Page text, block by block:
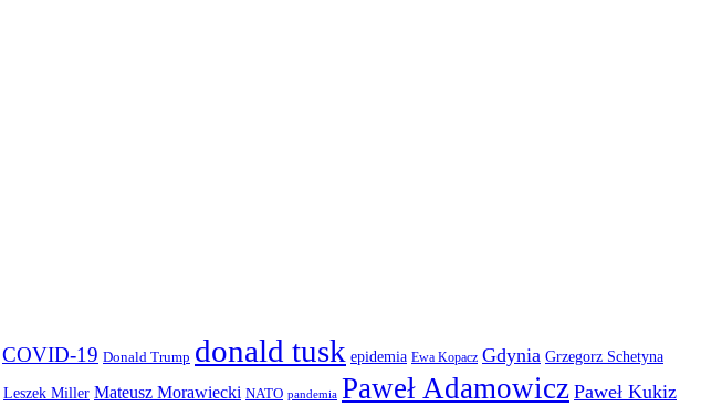
COVID-19 Donald Trump donald tusk epidemia Ewa Kopacz Gdynia Grzegorz Schetyna
Leszek Miller Mateusz Morawiecki NATO pandemia Paweł Adamowicz Paweł Kukiz